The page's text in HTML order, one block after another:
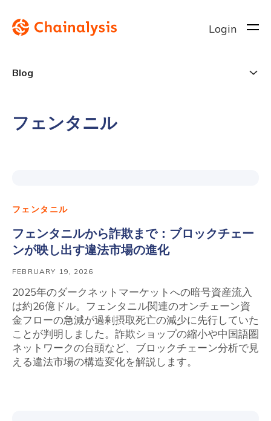
Login
Blog
フェンタニル
フェンタニル
フェンタニルから詐欺まで：ブロックチェー
ンが映し出す違法市場の進化
FEBRUARY 19, 2026
2025年のダークネットマーケットへの暗号資産流入
は約26億ドル。フェンタニル関連のオンチェーン資
金フローの急減が過剰摂取死亡の減少に先行していた
ことが判明しました。詐欺ショップの縮小や中国語圏
ネットワークの台頭など、ブロックチェーン分析で見
える違法市場の構造変化を解説します。